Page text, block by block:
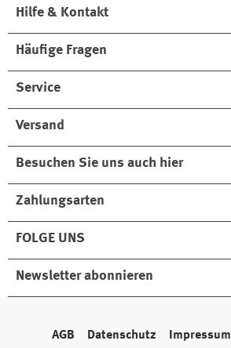
Hilfe & Kontakt
Häufige Fragen
Service
Versand
Besuchen Sie uns auch hier
Zahlungsarten
FOLGE UNS
Newsletter abonnieren
AGB Datenschutz Impressum